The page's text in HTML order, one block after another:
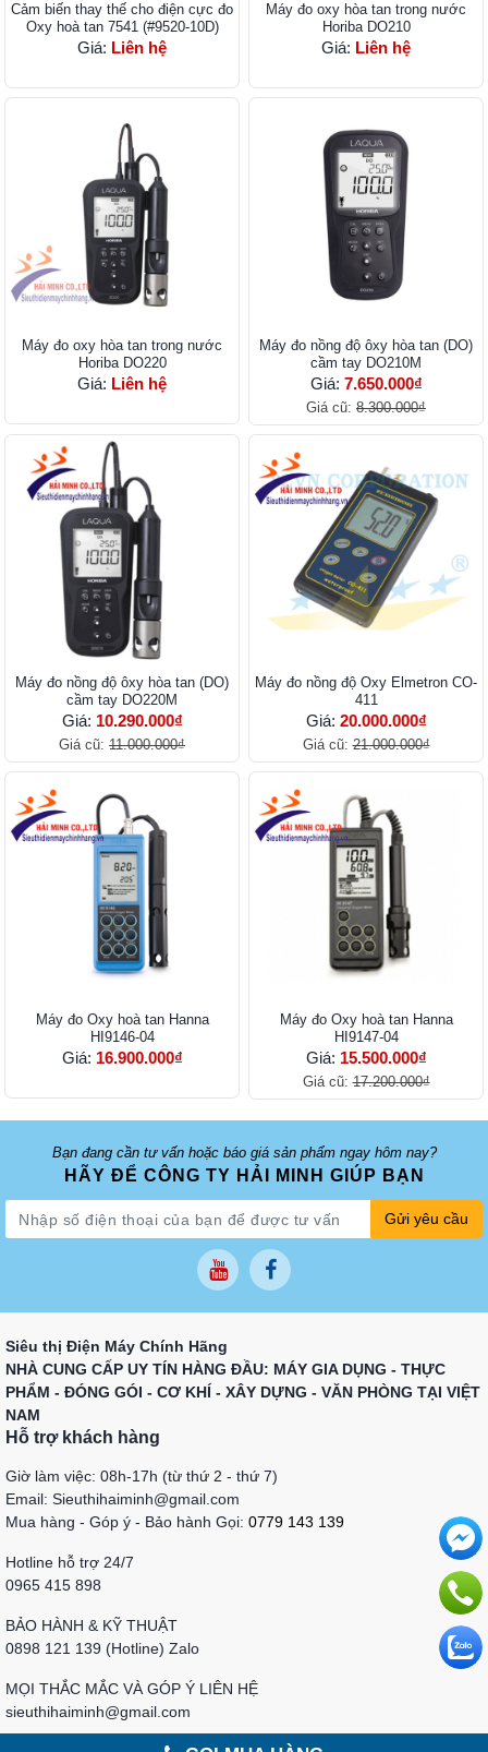
Cảm biến thay thế cho điện cực đo
Oxy hoà tan 7541 (#9520-10D)
Giá: Liên hệ
Máy đo oxy hòa tan trong nước
Horiba DO210
Giá: Liên hệ
Máy đo oxy hòa tan trong nước
Horiba DO220
Giá: Liên hệ
Máy đo nồng độ ôxy hòa tan (DO)
cầm tay DO210M
Giá: 7.650.000₫
Giá cũ: 8.300.000₫
Máy đo nồng độ ôxy hòa tan (DO)
cầm tay DO220M
Giá: 10.290.000₫
Giá cũ: 11.000.000₫
Máy đo nồng độ Oxy Elmetron CO-
411
Giá: 20.000.000₫
Giá cũ:21.000.000₫
Máy đo Oxy hoà tan Hanna
HI9146-04
Giá: 16.900.000₫
Máy đo Oxy hoà tan Hanna
HI9147-04
Giá: 15.500.000₫
Giá cũ:17.200.000₫
Bạn đang cần tư vấn hoặc báo giá sản phẩm ngay hôm nay?
HÃY ĐỂ CÔNG TY HẢI MINH GIÚP BẠN
Gửi yêu cầu
Siêu thị Điện Máy Chính Hãng
NHÀ CUNG CẤP UY TÍN HÀNG ĐẦU: MÁY GIA DỤNG - THỰC
PHẨM - ĐÓNG GÓI - CƠ KHÍ - XÂY DỰNG - VĂN PHÒNG TẠI VIỆT
NAM
Hỗ trợ khách hàng
Giờ làm việc: 08h-17h (từ thứ 2 - thứ 7)
Email: Sieuthihaiminh@gmail.com
Mua hàng - Góp ý - Bảo hành Gọi: 0779 143 139
Hotline hỗ trợ 24/7
0965 415 898
BẢO HÀNH & KỸ THUẬT
0898 121 139 (Hotline) Zalo
MỌI THẮC MẮC VÀ GÓP Ý LIÊN HỆ
sieuthihaiminh@gmail.com